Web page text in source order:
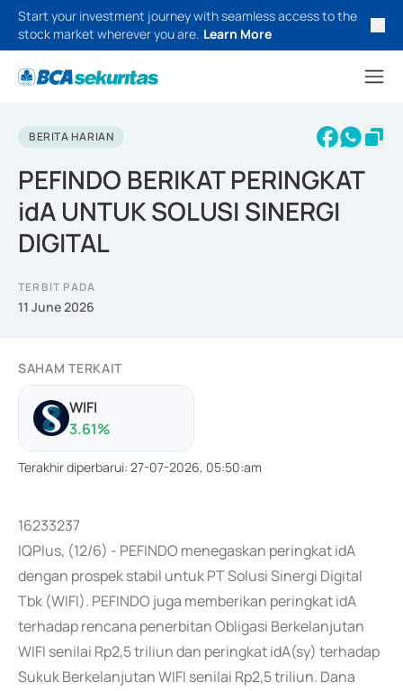
Start your investment journey with seamless access to the
stock market wherever you are. Learn More
BERITA HARIAN
PEFINDO BERIKAT PERINGKAT
idA UNTUK SOLUSI SINERGI
DIGITAL
TERBIT PADA
11 June 2026
SAHAM TERKAIT
WIFI
3.61%
Terakhir diperbarui: 27-07-2026, 05:50:am
16233237
IQPlus, (12/6) - PEFINDO menegaskan peringkat idA
dengan prospek stabil untuk PT Solusi Sinergi Digital
Tbk (WIFI). PEFINDO juga memberikan peringkat idA
terhadap rencana penerbitan Obligasi Berkelanjutan
WIFI senilai Rp2,5 triliun dan peringkat idA(sy) terhadap
Sukuk Berkelanjutan WIFI senilai Rp2,5 triliun. Dana